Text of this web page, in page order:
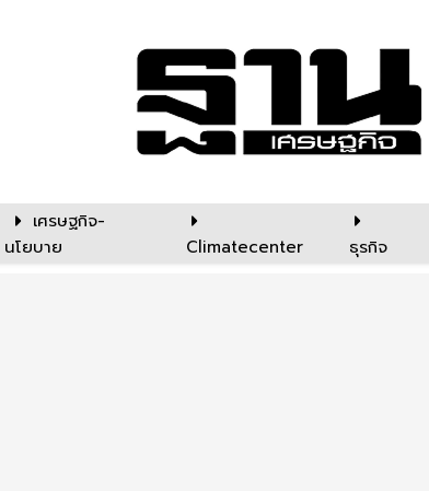
เศรษฐกิจ-
นโยบาย
Climatecenter ธุรกิจ